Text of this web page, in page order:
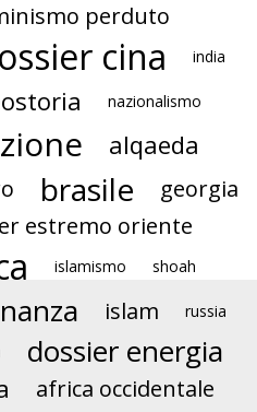
perduto
cina india
nazionalismo
alqaeda
brasile georgia
estremo oriente
islamismo shoah
islam russia
dossier energia
africa occidentale